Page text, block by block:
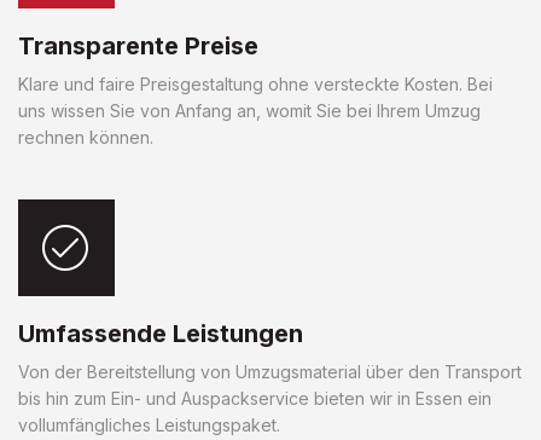
Transparente Preise
Klare und faire Preisgestaltung ohne versteckte Kosten. Bei
uns wissen Sie von Anfang an, womit Sie bei Ihrem Umzug
rechnen können.
Umfassende Leistungen
Von der Bereitstellung von Umzugsmaterial über den Transport
bis hin zum Ein- und Auspackservice bieten wir in Essen ein
vollumfängliches Leistungspaket.